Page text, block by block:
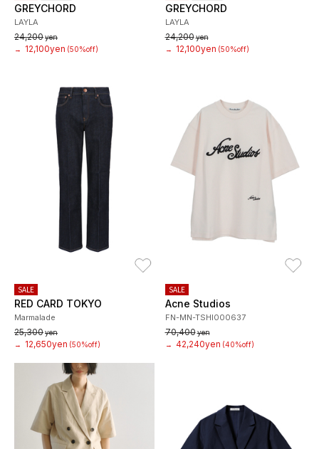
GREYCHORD
LAYLA
24,200yen
→
12,100yen (50%off)
GREYCHORD
LAYLA
24,200yen
→
12,100yen (50%off)
SALE
RED CARD TOKYO
Marmalade
25,300yen
→
12,650yen (50%off)
SALE
Acne Studios
FN-MN-TSHI000637
70,400yen
→ 42,240yen (40%off)